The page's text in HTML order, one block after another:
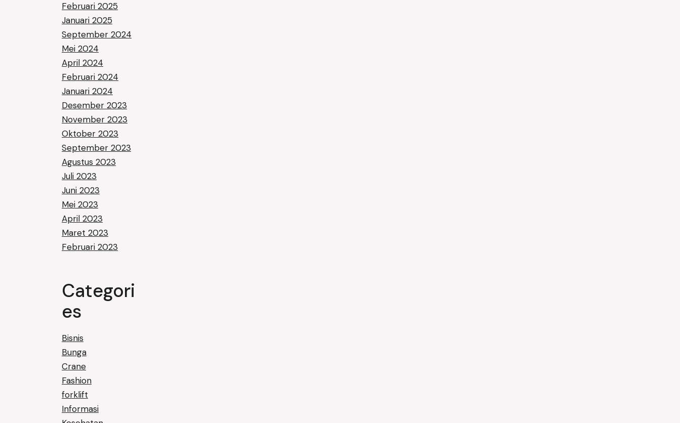
Februari 2025
Januari 2025
September 2024
Mei 2024
April 2024
Februari 2024
Januari 2024
Desember 2023
November 2023
Oktober 2023
September 2023
Agustus 2023
Juli 2023
Juni 2023
Mei 2023
April 2023
Maret 2023
Februari 2023
Categori
es
Bisnis
Bunga
Crane
Fashion
forklift
Informasi